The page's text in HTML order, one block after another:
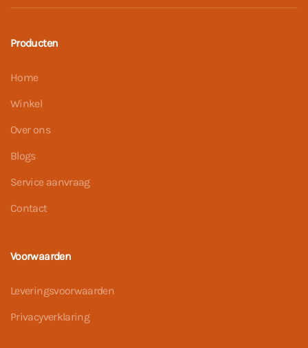
Producten
Home
Winkel
Over ons
Blogs
Service aanvraag
Contact
Voorwaarden
Leveringsvoorwaarden
Privacyverklaring